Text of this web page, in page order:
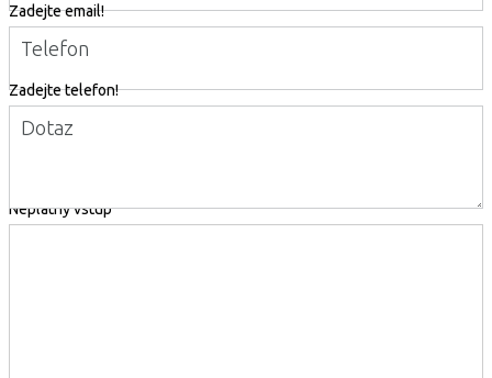
Zadejte email!
Telefon
Zadejte telefon!
Dotaz
Neplatný vstup